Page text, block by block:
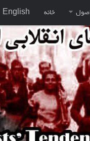
خانه English